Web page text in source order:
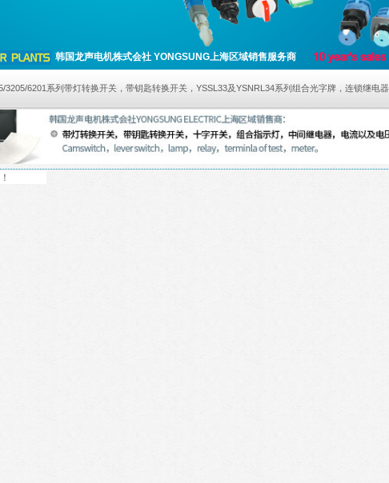
韩国龙声电机株式会社 YONGSUNG上海区域销售服务商
6201系列带灯转换开关，带钥匙转换开关，YSSL33及YSNRL34系列组合光字牌，连锁继电